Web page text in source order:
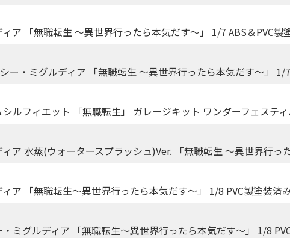
ア 「無職転生 ～異世界行ったら本気だす～」 1/7 ABS＆PVC製
ー・ミグルディア 「無職転生 ～異世界行ったら本気だす～」 1/
ルフィエット 「無職転生」 ガレージキット ワンダーフェステ
ア 水蒸(ウォータースプラッシュ)Ver. 「無職転生 ～異世界行っ
ア 「無職転生～異世界行ったら本気だす～」 1/8 PVC製塗装済
ミグルディア 「無職転生～異世界行ったら本気だす～」 1/8